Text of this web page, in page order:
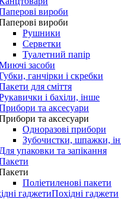
вироби
вироби
Рушники
Серветки
Туалетний папір
засоби
ганчірки і скребки
для сміття
і бахіли, інше
та аксесуари
та аксесуари
Одноразові прибори
Зубочистки, шпажки,
Для упаковки та запікання
Поліетиленові пакети
Похідні гаджети